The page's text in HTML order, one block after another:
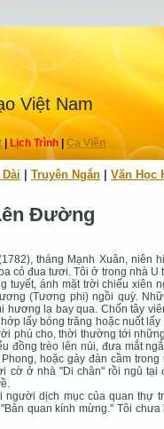
Việt Nam
| Lịch Trình Ca Viên
Truyện Ngắn Văn Học
Đường
tháng Mạnh Xuân, niên
cỏ đua tươi. Tôi ở trong nhà U
tuyết, ánh mặt trời chiếu xiên
(Tương phi) ngồi quỳ.
hương lạ bay qua. Chốn tây
lấy bóng trăng hoặc nuốt
phú cho, thời thường tới
đồng trèo lên núi, đưa mắt
hoặc gảy đàn cầm
cờ ở nhà "Di chân" rồi ngủ tại
người dịch mục của quan thự
quan kính mừng." Tôi